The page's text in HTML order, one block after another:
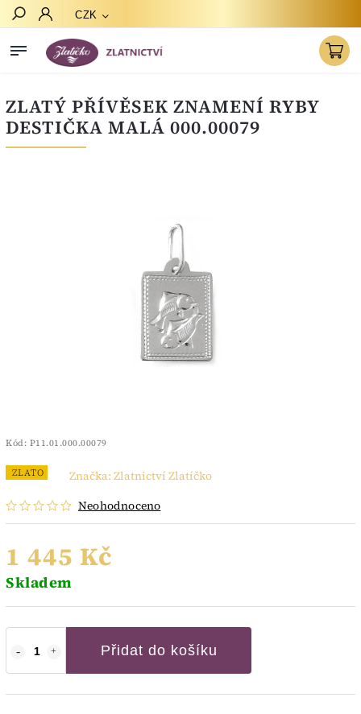
CZK
ZLATÝ PŘÍVĚSEK ZNAMENÍ RYBY
DESTIČKA MALÁ 000.00079
Kód: P11.01.000.00079
ZLATO
Neohodnoceno
Značka: Zlatnictví Zlatíčko
1 445 Kč
Skladem
Přidat do košíku